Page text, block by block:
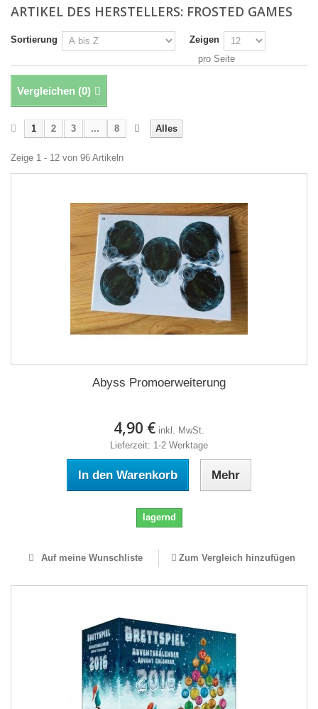
ARTIKEL DES HERSTELLERS: FROSTED GAMES
Sortierung
Zeigen
pro Seite
Vergleichen (0)
Alles
1 2 3 ... 8
Zeige 1 - 12 von 96 Artikeln
Abyss Promoerweiterung
4,90 € inkl. MwSt.
Lieferzeit: 1-2 Werktage
In den Warenkorb Mehr
lagernd
Auf meine Wunschliste Zum Vergleich hinzufügen